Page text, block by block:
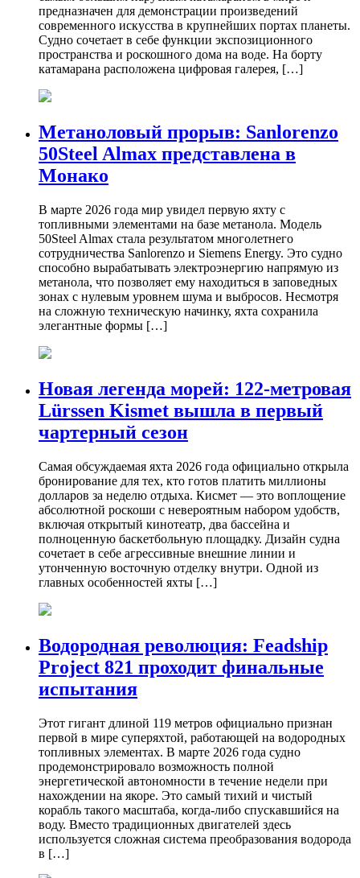
предназначен для демонстрации произведений
современного искусства в крупнейших портах планеты.
Судно сочетает в себе функции экспозиционного
пространства и роскошного дома на воде. На борту
катамарана расположена цифровая галерея, […]
Метаноловый прорыв: Sanlorenzo
50Steel Almax представлена в
Монако
В марте 2026 года мир увидел первую яхту с
топливными элементами на базе метанола. Модель
50Steel Almax стала результатом многолетнего
сотрудничества Sanlorenzo и Siemens Energy. Это судно
способно вырабатывать электроэнергию напрямую из
метанола, что позволяет ему находиться в заповедных
зонах с нулевым уровнем шума и выбросов. Несмотря
на сложную техническую начинку, яхта сохранила
элегантные формы […]
Новая легенда морей: 122-метровая
Lürssen Kismet вышла в первый
чартерный сезон
Самая обсуждаемая яхта 2026 года официально открыла
бронирование для тех, кто готов платить миллионы
долларов за неделю отдыха. Кисмет — это воплощение
абсолютной роскоши с невероятным набором удобств,
включая открытый кинотеатр, два бассейна и
полноценную баскетбольную площадку. Дизайн судна
сочетает в себе агрессивные внешние линии и
утонченную восточную отделку внутри. Одной из
главных особенностей яхты […]
Водородная революция: Feadship
Project 821 проходит финальные
испытания
Этот гигант длиной 119 метров официально признан
первой в мире суперяхтой, работающей на водородных
топливных элементах. В марте 2026 года судно
продемонстрировало возможность полной
энергетической автономности в течение недели при
нахождении на якоре. Это самый тихий и чистый
корабль такого масштаба, когда-либо спускавшийся на
воду. Вместо традиционных двигателей здесь
используется сложная система преобразования водорода
в […]